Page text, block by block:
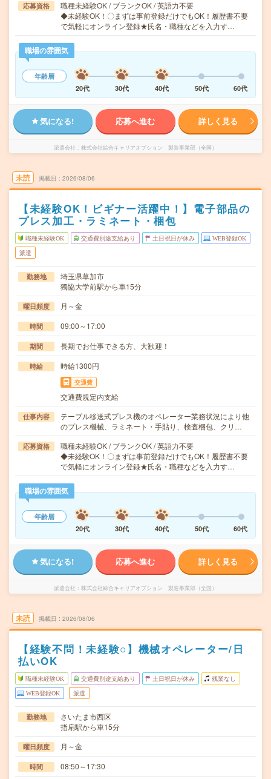
応募資格
職種未経験OK / ブランクOK / 英語力不要
◆未経験OK！〇まずは事前登録だけでもOK！履歴書不要
で気軽にオンライン登録★氏名・職種などを入力す…
職場の雰囲気
年齢層
20代
30代 40代 50代 60代
気になる! 応募へ進む 詳しく見る
派遣会社 株式会社綜合キャリアオプション 製造事業部（全国）
未読 掲載日 2026/08/06
【未経験OK！ビギナー活躍中！】電子部品の
プレス加工・ラミネート・梱包
職種未経験OK 交通費別途支給あり 土日祝日が休み WEB登録OK
派遣
勤務地
埼玉県草加市
獨協大学前駅から車15分
曜日頻度 月～金
時間 09:00～17:00
期間 長期でお仕事できる方、大歓迎！
時給 時給1300円
交通費
交通費規定内支給
仕事内容
テーブル移送式プレス機のオペレーター業務状況により他
のプレス機械、ラミネート・手貼り、検査梱包、クリ…
応募資格
職種未経験OK / ブランクOK / 英語力不要
◆未経験OK！〇まずは事前登録だけでもOK！履歴書不要
で気軽にオンライン登録★氏名・職種などを入力す…
職場の雰囲気
年齢層
20代
30代 40代 50代 60代
気になる! 応募へ進む 詳しく見る
派遣会社 株式会社綜合キャリアオプション 製造事業部（全国）
未読 掲載日 2026/08/06
【経験不問！未経験○】機械オペレーター/日
払いOK
職種未経験OK 交通費別途支給あり 土日祝日が休み 残業なし
WEB登録OK 派遣
勤務地
さいたま市西区
指扇駅から車15分
曜日頻度 月～金
時間 08:50～17:30